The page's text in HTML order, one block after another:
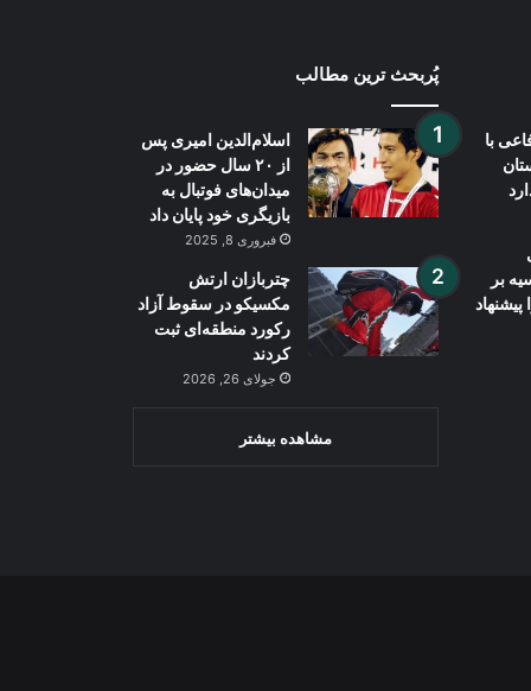
با
بر
پیشنهاد
پُربحث ترین مطالب
اسلام‌الدین امیری پس
از ۲۰ سال حضور در
میدان‌های فوتبال به
بازیگری خود پایان داد
فبروری 8, 2025
چتربازان ارتش
مکسیکو در سقوط آزاد
رکورد منطقه‌ای ثبت
کردند
جولای 26, 2026
مشاهده بیشتر